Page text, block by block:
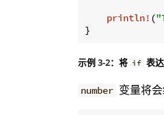
println! (
}
示例 3-2：将 if 表
number 变量将